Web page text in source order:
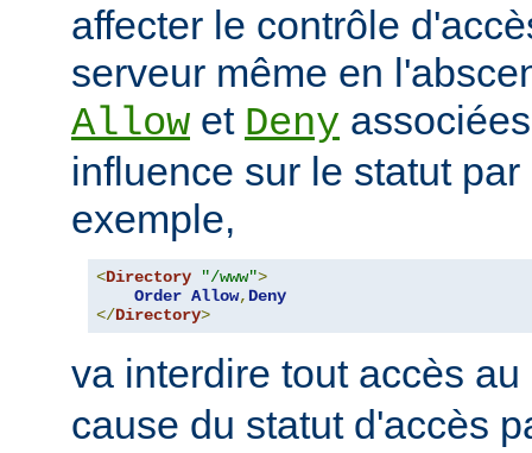
affecter le contrôle
serveur même en
Allow et Deny
influence sur le statut
exemple,
<Directory "/www">
Order Allow, Deny
</Directory>
va interdire tout accès
cause du statut d'accès